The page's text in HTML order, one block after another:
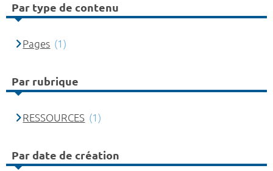
Par type de contenu
Pages (1)
Par rubrique
RESSOURCES (1)
Par date de création